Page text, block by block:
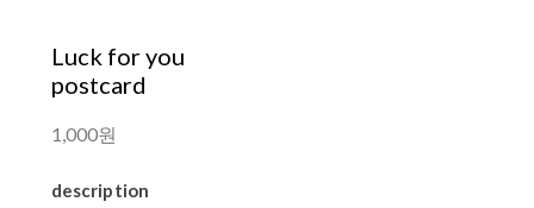
Luck for you
postcard
1,000원
description